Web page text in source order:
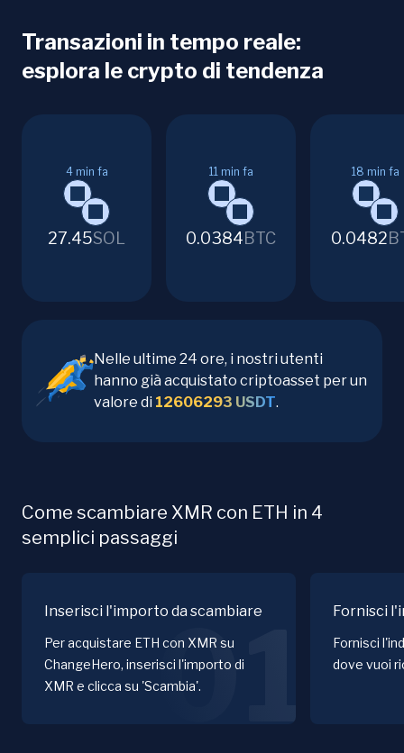
Transazioni in tempo reale:
esplora le crypto di tendenza
4 min fa
27.45SOL
11 min fa
0.0384BTC
18 min fa
0.0482
Nelle ultime 24 ore, i nostri utenti
hanno già acquistato criptoasset per un
valore di 12606293 USDT.
Come scambiare XMR con ETH in 4
semplici passaggi
Inserisci l'importo da scambiare
Per acquistare ETH con XMR su
ChangeHero, inserisci l'importo di
XMR e clicca su 'Scambia'.01 Fornisci
Fornisci
dove vuoi